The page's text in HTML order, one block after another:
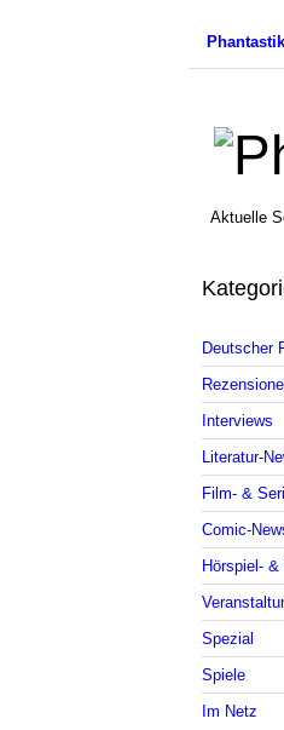
Aktuelle
Deutscher
Interviews
Literatur-
Film- &
Comic-
Hörspiel- &
Spezial
Spiele
Im Netz